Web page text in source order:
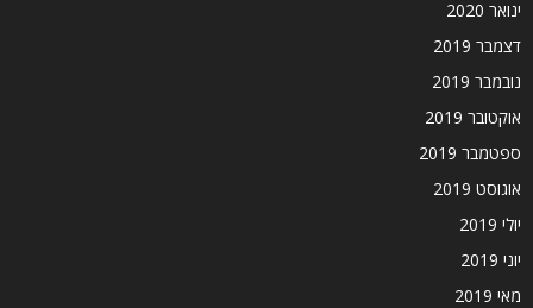
ינואר 2020
דצמבר 2019
נובמבר 2019
אוקטובר 2019
ספטמבר 2019
אוגוסט 2019
יולי 2019
יוני 2019
מאי 2019